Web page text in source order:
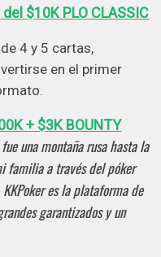
$10K PLO CLASSIC
4 y 5 cartas,
en el primer
+ $3K BOUNTY
una montaña rusa hasta la
familia a través del póker
es la plataforma de
garantizados y un